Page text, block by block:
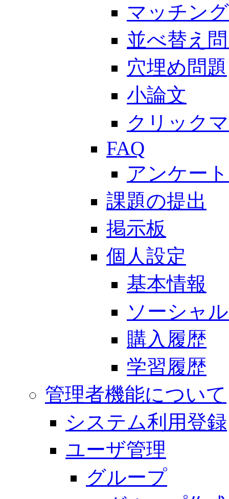
マッチン
並べ替え
穴埋め問題
小論文
クリック
FAQ
アンケー
課題の提出
掲示板
個人設定
基本情報
ソーシャ
購入履歴
学習履歴
管理者機能について
システム利用登録
ユーザ管理
グループ